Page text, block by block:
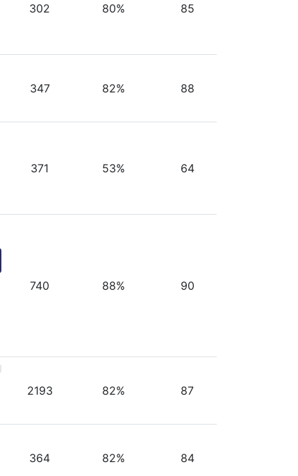
302 80% 85
347 82% 88
371 53% 64
740 88% 90
2193 82% 87
364 82% 84